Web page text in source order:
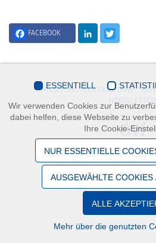
FACEBOOK LinkedIn
DATENSCHUTZERKLÄRUNG
NEWSLETTER
Österreichischer Verband der
Mariahilfer Straße 116/
ESSENTIELL
Wir verwenden Cookies zur
dabei helfen, diese Webseite zu
Ihre Cookie-
NUR ESSENTIELLE
AUSGEWÄHLTE COOKIES
ALLE
Mehr über die genutzten